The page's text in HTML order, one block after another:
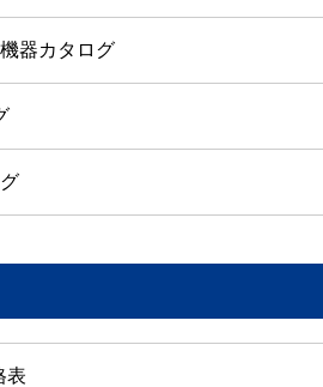
器カタログ
表